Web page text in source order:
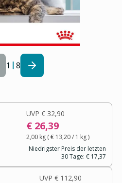
1 8
UVP € 32,90
€ 26,39
2,00 kg(€ 13,20/ 1 kg)
Niedrigster Preis der letzten
30 Tage: € 17,37
UVP € 112,90